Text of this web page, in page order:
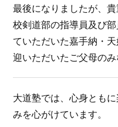
最後になりましたが、
校剣道部の指導員及び
ていただいた嘉手納・
迎いただいたご父母のみ
大道塾では、心身とも
みを心がけています。